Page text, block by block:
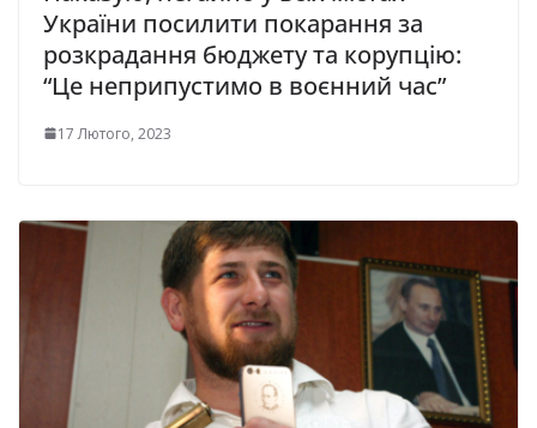
України посилити покарання за
розкрадання бюджету та корупцію:
“Це неприпустимо в воєнний час”
17 Лютого, 2023